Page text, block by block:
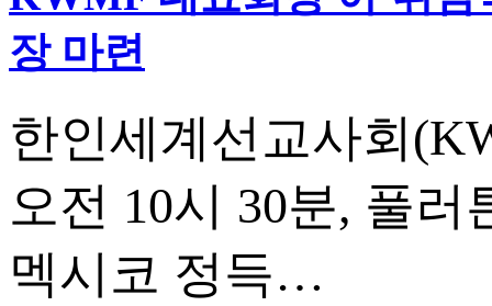
장 마련
한인세계선교사회
오전 10시 30분, 풀
멕시코 정득…